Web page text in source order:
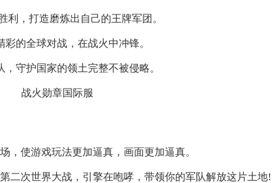
利，打造磨炼出自己的王牌军团。
的全球对战，在战火中冲锋。
守护国家的领土完整不被侵略。
，使游戏玩法更加逼真，画面更加逼真。
二次世界大战，引擎在咆哮，带领你的军队解放这片土地!